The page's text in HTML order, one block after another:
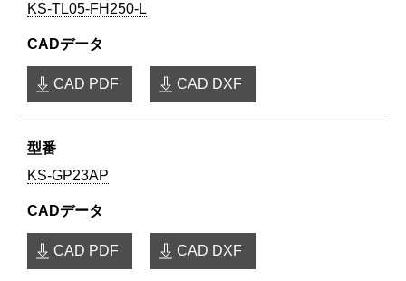
KS-TL05-FH250-L
CAD PDF CAD DXF
KS-GP23AP
CAD PDF CAD DXF